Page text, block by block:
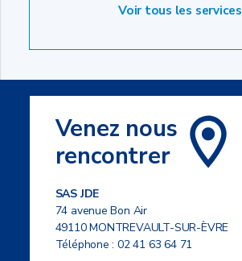
Voir tous les services
Venez nous
rencontrer
SAS JDE
74 avenue Bon Air
49110 MONTREVAULT-SUR-ÈVRE
Téléphone :02 41 63 64 71